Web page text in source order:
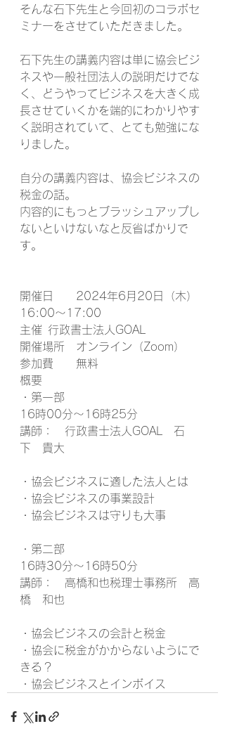
そんな石下先生と今回初のコラボセ
ミナーをさせていただきました。
石下先生の講義内容は単に協会ビジ
ネスや一般社団法人の説明だけでな
く、どうやってビジネスを大きく成
長させていくかを端的にわかりやす
く説明されていて、とても勉強にな
りました。
自分の講義内容は、協会ビジネスの
税金の話。
内容的にもっとブラッシュアップし
ないといけないなと反省ばかりで
す。
開催日	2024年6月20日（木）
16:00～17:00
主催	行政書士法人GOAL
開催場所	オンライン（Zoom）
参加費	無料
概要
・第一部
16時00分～16時25分
講師：　行政書士法人GOAL　石
下　貴大
・協会ビジネスに適した法人とは
・協会ビジネスの事業設計
・協会ビジネスは守りも大事
・第二部
16時30分～16時50分
講師：　高橋和也税理士事務所　高
橋　和也
・協会ビジネスの会計と税金
・協会に税金がかからないようにで
きる？
・協会ビジネスとインボイス